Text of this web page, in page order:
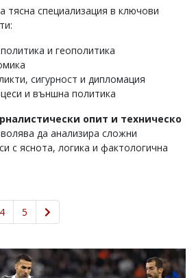
специализация в ключови
и геополитика
сигурност и дипломация
и външна политика
опит и техническо
да анализира сложни
с яснота, логика и фактологична
4 5